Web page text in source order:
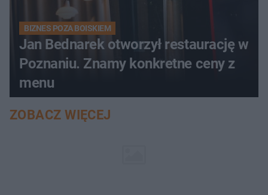
BIZNES POZA BOISKIEM
Jan Bednarek otworzył restaurację w
Poznaniu. Znamy konkretne ceny z
menu
ZOBACZ WIĘCEJ